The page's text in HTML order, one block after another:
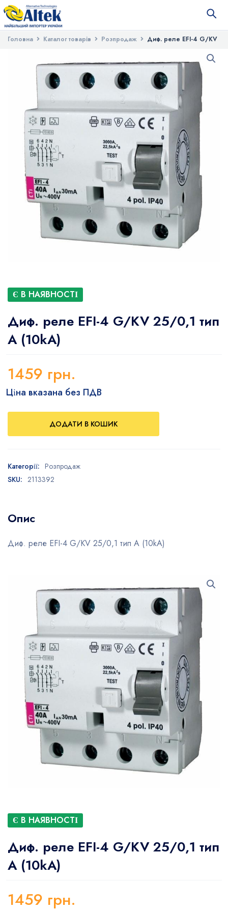
Головна Каталог товарів Розпродаж
Диф. реле EFI-4 G/KV
Є В НАЯВНОСТІ
Диф. реле EFI-4 G/KV 25/0,1 тип
A (10kA)
1459 грн.
Ціна вказана без ПДВ
ДОДАТИ В КОШИК
Категорії: Розпродаж
SKU: 2113392
Опис
Диф. реле EFI-4 G/KV 25/0,1 тип A (10kA)
Є В НАЯВНОСТІ
Диф. реле EFI-4 G/KV 25/0,1 тип
A (10kA)
1459 грн.